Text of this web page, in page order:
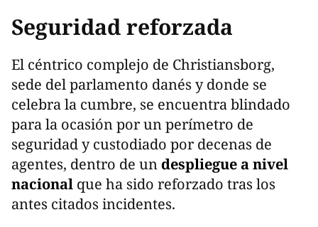
Seguridad reforzada
El céntrico complejo de Christiansborg,
sede del parlamento danés y donde se
celebra la cumbre, se encuentra blindado
para la ocasión por un perímetro de
seguridad y custodiado por decenas de
agentes, dentro de un despliegue a nivel
nacional que ha sido reforzado tras los
antes citados incidentes.